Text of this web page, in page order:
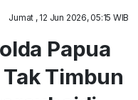
Jumat , 12 Jun 2026, 05:15 WIB
Papua
Timbun